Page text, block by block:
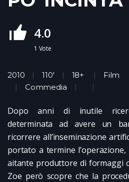
4.0
1 Vote
2010 110' 18+ Film
Commedia
Dopo anni di inutile
determinata ad avere un
ricorrere all’inseminazione
portato a termine
aitante produttore di formaggi
Zoe però scopre che la